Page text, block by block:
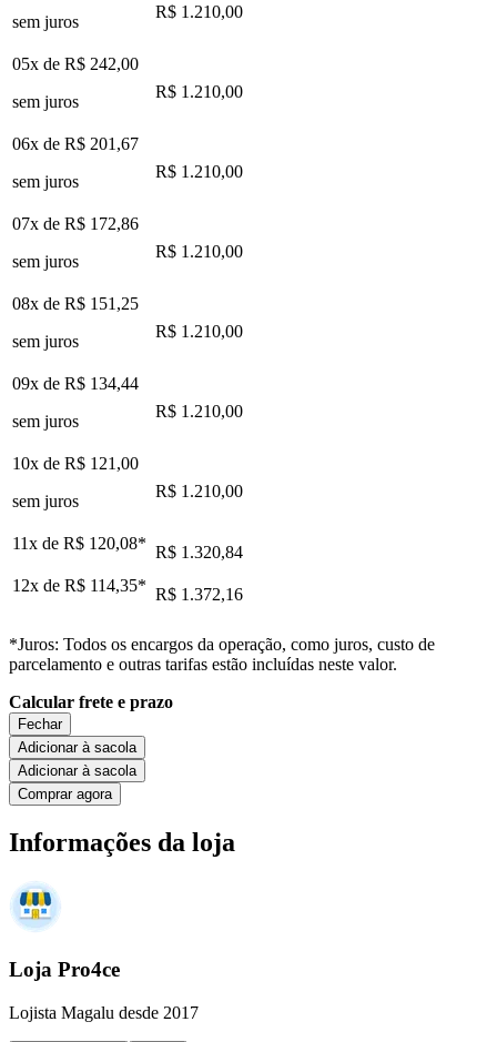
sem juros
R$ 1.210,00
05x de R$ 242,00
sem juros
R$ 1.210,00
06x de R$ 201,67
sem juros
R$ 1.210,00
07x de R$ 172,86
sem juros
R$ 1.210,00
08x de R$ 151,25
sem juros
R$ 1.210,00
09x de R$ 134,44
sem juros
R$ 1.210,00
10x de R$ 121,00
sem juros
R$ 1.210,00
11x de R$ 120,08* R$ 1.320,84
12x de R$ 114,35* R$ 1.372,16
*Juros: Todos os encargos da operação, como juros, custo de
parcelamento e outras tarifas estão incluídas neste valor.
Calcular frete e prazo
Fechar
Adicionar à sacola
Adicionar à sacola
Comprar agora
Informações da loja
Loja Pro4ce
Lojista Magalu desde 2017